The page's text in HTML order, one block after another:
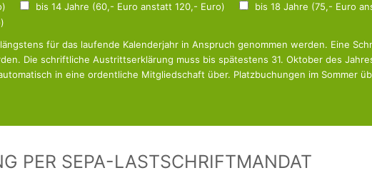
bis 14 Jahre (60,- Euro anstatt 120,- Euro)
bis 18 Jahre (75,- Euro
für das laufende Kalenderjahr in Anspruch genommen werden. Eine
Die schriftliche Austrittserklärung muss bis spätestens 31. Oktober des
in eine ordentliche Mitgliedschaft über. Platzbuchungen im Sommer
PER SEPA-LASTSCHRIFTMANDAT